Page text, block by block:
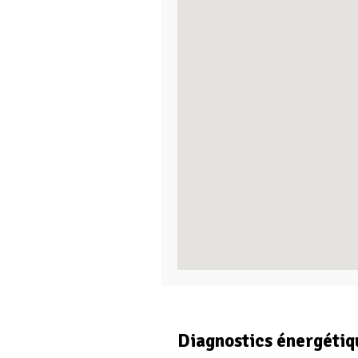
Diagnostics